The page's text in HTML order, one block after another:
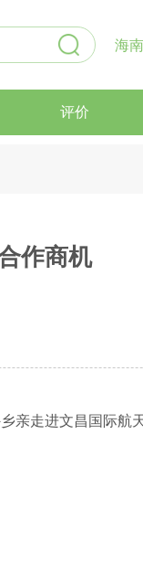
海
评价
作商机
亲走进文昌国际航